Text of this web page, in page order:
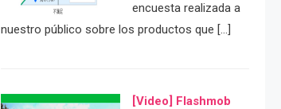
encuesta realizada a
nuestro público sobre los productos que […]
[Video] Flashmob